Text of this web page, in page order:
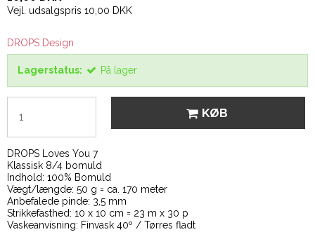
Vejl. udsalgspris 10,00 DKK
DROPS Design
Lagerstatus: På lager
KØB
DROPS Loves You 7
Klassisk 8/4 bomuld
Indhold: 100% Bomuld
Vægt/længde: 50 g = ca. 170 meter
Anbefalede pinde: 3,5 mm
Strikkefasthed: 10 x 10 cm = 23 m x 30 p
Vaskeanvisning: Finvask 40º / Tørres fladt